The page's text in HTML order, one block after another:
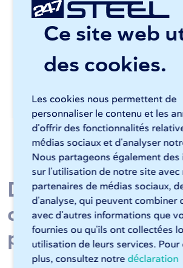
Ce site web
des cookies.
Les cookies nous permettent de
personnaliser le contenu et les
d'offrir des fonctionnalités
médias sociaux et d'analyser
Nous partageons également
sur l'utilisation de notre site avec
partenaires de médias sociaux,
d'analyse, qui peuvent combiner
avec d'autres informations que
fournies ou qu'ils ont collectées
utilisation de leurs services. Pour
plus, consultez notre déclaration
Découpe laser et
des contours
production?